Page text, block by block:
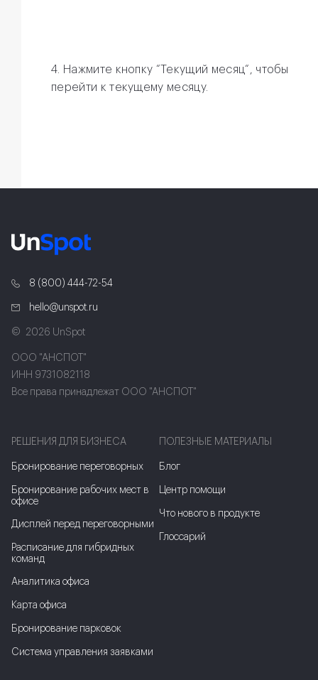
4. Нажмите кнопку “Текущий месяц“, чтобы
перейти к текущему месяцу.
8 (800) 444-72-54
hello@unspot.ru
2026 UnSpot
ООО "АНСПОТ"
ИНН 9731082118
Все права принадлежат ООО "АНСПОТ"
РЕШЕНИЯ ДЛЯ БИЗНЕСА
Бронирование переговорных
Бронирование рабочих мест в
офисе
Дисплей перед переговорными
Расписание для гибридных
команд
Аналитика офиса
Карта офиса
Бронирование парковок
Система управления заявками
ПОЛЕЗНЫЕ МАТЕРИАЛЫ
Блог
Центр помощи
Что нового в продукте
Глоссарий